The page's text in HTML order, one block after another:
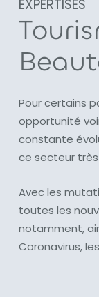
EXPERTISES
Pour certains
opportunité
constante
ce secteur
Avec les
toutes les
notamment,
Coronavirus,